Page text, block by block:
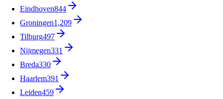
Eindhoven844
Groningen1,209
Tilburg497
Nijmegen331
Breda330
Haarlem391
Leiden459